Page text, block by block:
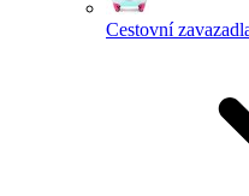
Cestovní